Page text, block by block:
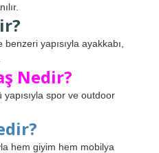
yapısıyla ayakkabı,
Nedir?
spor ve outdoor
hem giyim hem mobilya